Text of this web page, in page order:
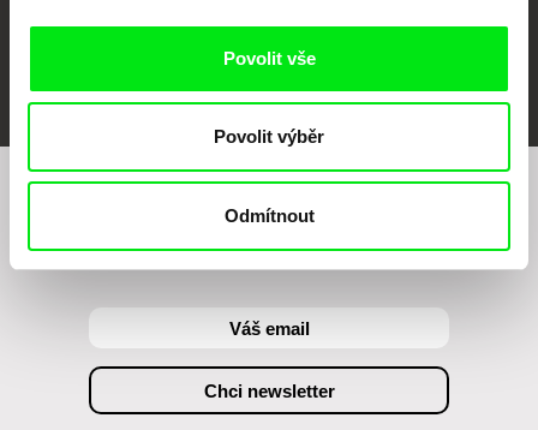
Povolit vše
Povolit výběr
Odmítnout
MFDF Ji.hlava
Chcete být pravidelně informováni o našem